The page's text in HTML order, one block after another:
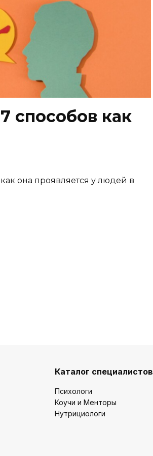
способов как
как она проявляется у людей в
Каталог специалистов
Психологи
Коучи и Менторы
Нутрициологи